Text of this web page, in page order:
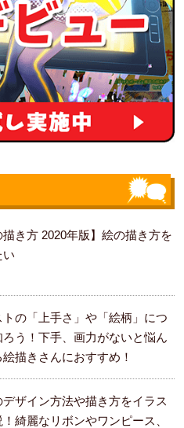
描き方 2020年版】絵の描き方を
い
トの「上手さ」や「絵柄」につ
ろう！下手、画力がないと悩ん
絵描きさんにおすすめ！
デザイン方法や描き方をイラス
！綺麗なリボンやワンピース、